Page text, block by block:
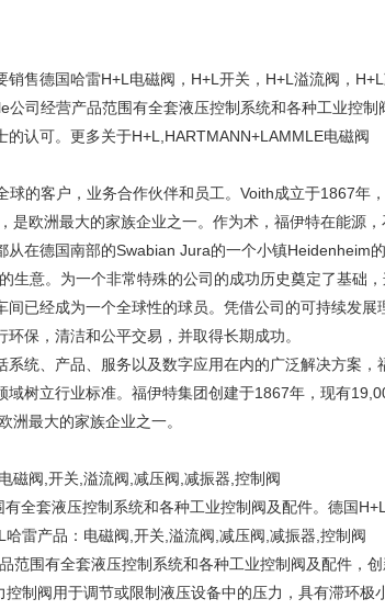
售德国哈雷H+L电磁阀，H+L开关，H+L溢流阀，
司经营产品范围有全套液压控制系统和各种工业控制
认可。更多关于H+L,HARTMANN+LAMMLE电磁阀
的客户，业务合作伙伴和员工。Voith成立于1867年
是欧洲最大的家族企业之一。作为术，福伊特在能源
在德国南部的Swabian Jura的一个小镇Heidenheim
生意。为一个非常特殊的公司的成功历史奠定了基础，
已经成为一个全球性的球员。凭借公司的可持续发展
保，清洁和公平交易，并取得长期成功。
统、产品、服务以及数字应用在内的广泛解决方案，
树立行业标准。福伊特集团创建于1867年，现有
洲最大的家族企业之一。
磁阀,开关,溢流阀,减压阀,减振器,控制阀
全套液压控制系统和各种工业控制阀及配件。德国
雷产品：电磁阀,开关,溢流阀,减压阀,减振器,控制阀
范围有全套液压控制系统和各种工业控制阀及配件，
制阀用于调节或限制液压设备中的压力，具有滞环极